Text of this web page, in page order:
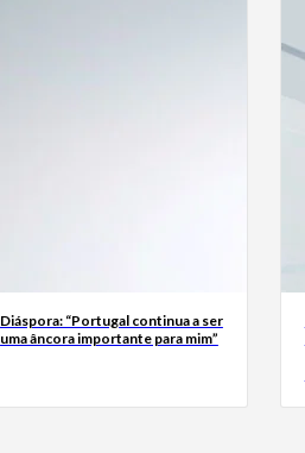
Diáspora: “Portugal continua a ser
uma âncora importante para mim”